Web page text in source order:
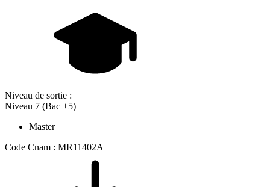
Niveau de sortie :
Niveau 7 (Bac +5)
Master
Code Cnam : MR11402A